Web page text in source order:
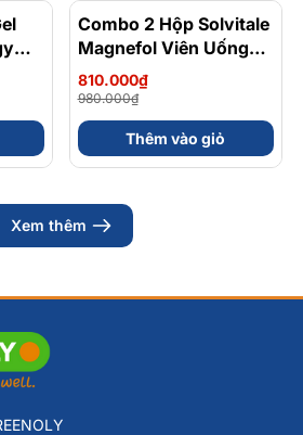
30% - 17%
Combo 2 Hộp Solvitale
Magnefol Viên Uống
Magnesium
Bisglycinate + Vitamin
nhóm B (Hộp 30 Viên)
810.000₫
980.000₫
Thêm vào giỏ
Xem thêm